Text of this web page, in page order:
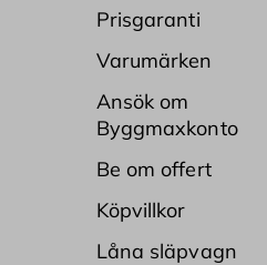
Prisgaranti
Varumärken
Ansök om
Byggmaxkonto
Be om offert
Köpvillkor
Låna släpvagn